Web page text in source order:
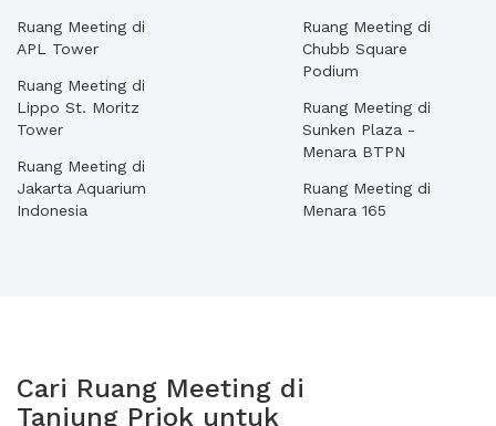
Ruang Meeting di
APL Tower
Ruang Meeting di
Lippo St. Moritz
Tower
Ruang Meeting di
Jakarta Aquarium
Indonesia
Ruang Meeting di
Chubb Square
Podium
Ruang Meeting di
Sunken Plaza -
Menara BTPN
Ruang Meeting di
Menara 165
Cari Ruang Meeting di
Tanjung Priok untuk